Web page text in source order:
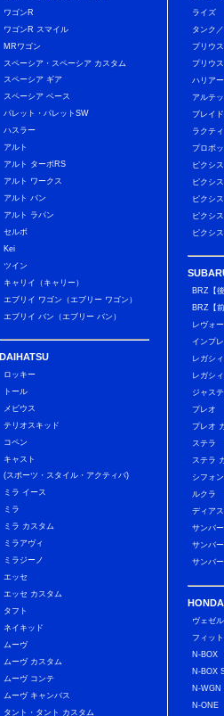
ワゴンR
ワゴンR スマイル
MRワゴン
スペーシア・スペーシア カスタム
スペーシア ギア
スペーシア ベース
パレット・パレットSW
ハスラー
アルト
アルト ターボRS
アルト ワークス
アルト バン
アルト ラパン
セルボ
Kei
ツイン
キャリイ（キャリー）
エブリイ ワゴン（エブリー ワゴン）
エブリイ バン（エブリー バン）
DAIHATSU
ロッキー
トール
メビウス
テリオスキッド
コペン
キャスト
(スポーツ・スタイル・アクティバ)
ミラ イース
ミラ
ミラ カスタム
ミラアヴィ
ミラジーノ
エッセ
エッセ カスタム
タフト
ネイキッド
ムーヴ
ムーヴ カスタム
ムーヴ コンテ
ムーヴ キャンバス
タント・タント カスタム
ライズ
タンク
プリウス
プリウ
ハリアー
アルテ
ブレイド
ラクテ
プロボ
ピクシ
ピクシ
ピクシ
ピクシ
ピクシ
BRZ【
BRZ【
レヴォ
インプ
レガシ
レガシ
ジャス
プレオ
プレオ
ステラ
ステラ
シフォ
ルクラ
ディア
サンバ
サンバ
サンバ
HONDA
ヴェゼル
フィット
N-BOX
N-BOX
N-WGN
N-ONE